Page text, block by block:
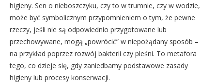
higieny. Sen o nieboszczyku, czy to w trumnie, czy w wodzie,
może być symbolicznym przypomnieniem o tym, że pewne
rzeczy, jeśli nie są odpowiednio przygotowane lub
przechowywane, mogą „powrócić” w niepożądany sposób –
na przykład poprzez rozwój bakterii czy pleśni. To metafora
tego, co dzieje się, gdy zaniedbamy podstawowe zasady
higieny lub procesy konserwacji.